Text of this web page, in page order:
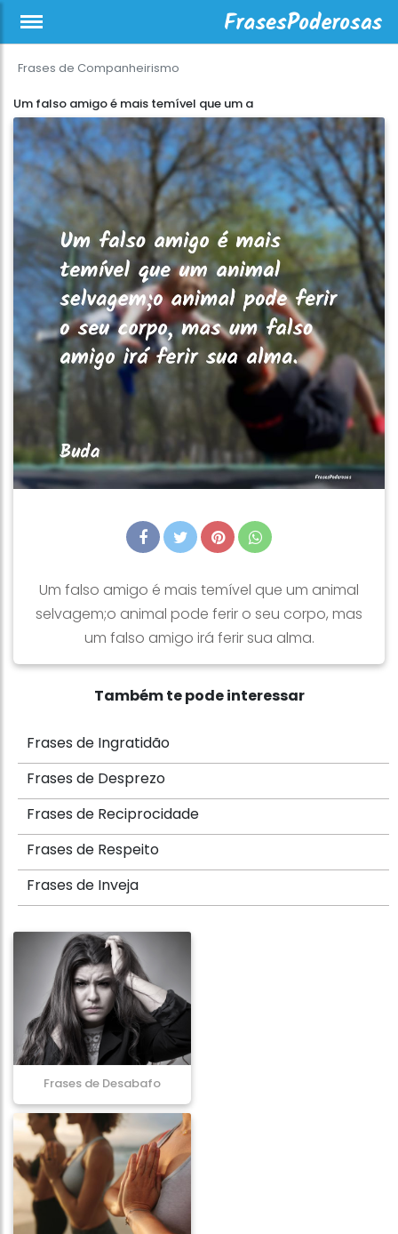
Frases de Companheirismo
Um falso amigo é mais temível que um a
Um falso amigo é mais temível que um animal
selvagem;o animal pode ferir o seu corpo, mas
um falso amigo irá ferir sua alma.
Também te pode interessar
Frases de Ingratidão
Frases de Desprezo
Frases de Reciprocidade
Frases de Respeito
Frases de Inveja
Frases de Desabafo